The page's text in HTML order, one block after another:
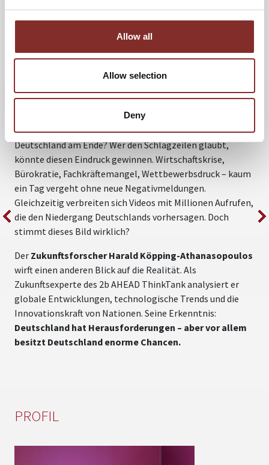
Allow all
Allow selection
Deny
WEITERE VORTRÄGE VON HARALD
KÖPPING ATHANASOPOULOS
GERMANY IS NOT OVER – WER WIR
SIND UND WAS IN ZUKUNFT MÖGLICH
Deutschland am Ende? Wer den Schlagzeilen glaubt,
könnte diesen Eindruck gewinnen. Wirtschaftskrise,
Bürokratie, Fachkräftemangel, Wettbewerbsdruck – kaum
ein Tag vergeht ohne neue Negativmeldungen.
Gleichzeitig verbreiten sich Videos mit Millionen Aufrufen,
die den Niedergang Deutschlands vorhersagen. Doch
stimmt dieses Bild wirklich?
Der Zukunftsforscher Harald Köpping-Athanasopoulos
wirft einen anderen Blick auf die Realität. Als
Zukunftsexperte des 2b AHEAD ThinkTank analysiert er
globale Entwicklungen, technologische Trends und die
Innovationskraft von Nationen. Seine Erkenntnis:
Deutschland hat Herausforderungen – aber vor allem
besitzt Deutschland enorme Chancen.
PROFIL